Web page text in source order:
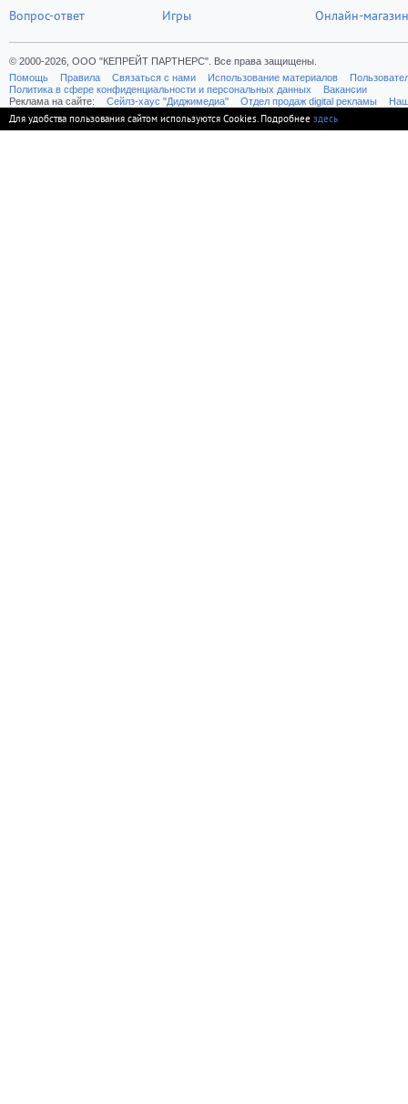
Вопрос-ответ
Игры
Онлайн-магазин
© 2000-2026, ООО "КЕПРЕЙТ ПАРТНЕРС". Все права защищены.
Помощь
Правила Связаться с нами Использование материалов
Политика в сфере конфиденциальности и персональных данных
Вакансии
Реклама на сайте:
Cейлз-хаус "Диджимедиа" Отдел продаж digital рекламы
Для удобства пользования сайтом используются Cookies. Подробнее здесь